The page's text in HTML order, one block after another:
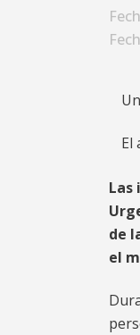
El
Las
de
el